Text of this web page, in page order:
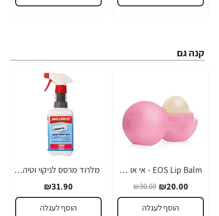
קנה גם
-33%
EOS Lip Balm - אי או אס שפתון לחות בטעם תות - בבית EOS
₪20.00
₪30.00
הוסף לעגלה
מלרוד מרסס לניקוי וטיהור המזגן מקצועי - 500 מ"ל - מבית יעקבי
₪31.90
הוסף לעגלה